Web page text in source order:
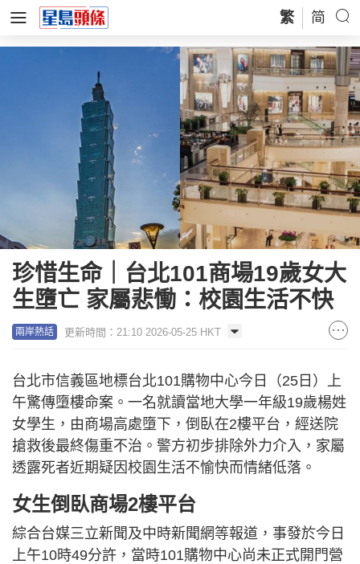
繁 简
珍惜生命｜台北101商場19歲女大
生墮亡 家屬悲慟：校園生活不快
兩岸熱話 更新時間：21:10 2026-05-25 HKT
台北市信義區地標台北101購物中心今日（25日）上
午驚傳墮樓命案。一名就讀當地大學一年級19歲楊姓
女學生，由商場高處墮下，倒臥在2樓平台，經送院
搶救後最終傷重不治。警方初步排除外力介入，家屬
透露死者近期疑因校園生活不愉快而情緒低落。
女生倒臥商場2樓平台
綜合台媒三立新聞及中時新聞網等報道，事發於今日
上午10時49分許，當時101購物中心尚未正式開門營